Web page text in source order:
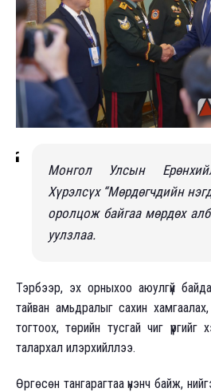
Монгол Улсын
Хүрэлсүх “Мөрдөгчдийн
оролцож байгаа мөрдөх
уулзлаа.
Тэрбээр, эх орныхоо аюулгүй
тайван амьдралыг сахин хамгаалах,
тогтоох, төрийн тусгай чиг үүргийг
талархал илэрхийллээ.
Өргөсөн тангарагтаа үнэнч байж,